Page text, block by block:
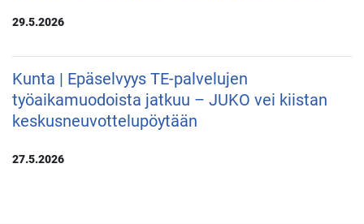
29.5.2026
Kunta | Epäselvyys TE-palvelujen
työaikamuodoista jatkuu – JUKO vei kiistan
keskusneuvottelupöytään
27.5.2026